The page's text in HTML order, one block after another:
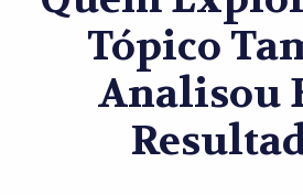
Tópico
Analisou